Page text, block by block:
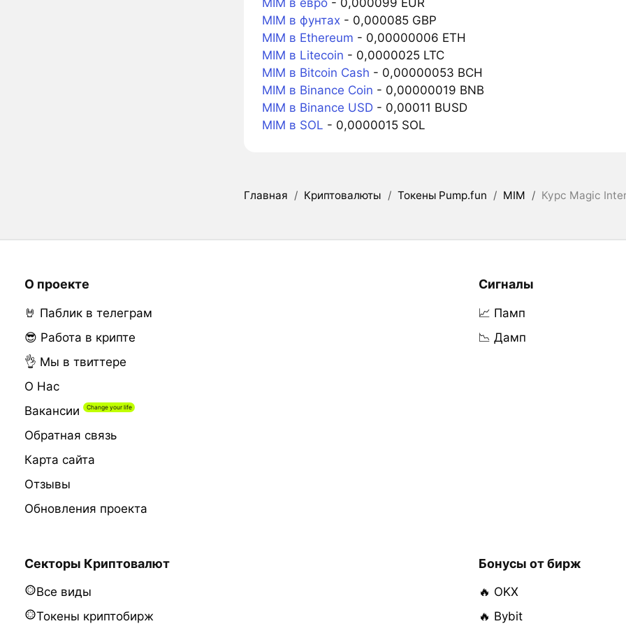
MIM в евро- 0,000099 EUR
MIM в фунтах- 0,000085 GBP
MIM в Ethereum - 0,00000006 ETH
MIM в Litecoin - 0,0000025 LTC
MIM в Bitcoin Cash - 0,00000053 BCH
MIM в Binance Coin - 0,00000019 BNB
MIM в Binance USD- 0,00011 BUSD
MIM в SOL - 0,0000015 SOL
Главная / Криптовалюты / Токены Pump.fun / MIM / Курс Magic
О проекте
🤘 Паблик в телеграм
😎 Работа в крипте
👌 Мы в твиттере
О Нас
Вакансии
Обратная связь
Карта сайта
Отзывы
Обновления проекта
Сигналы
📈 Памп
📉 Дамп
Секторы Криптовалют
Все виды
Токены криптобирж
Бонусы от бирж
🔥 OKX
🔥 Bybit